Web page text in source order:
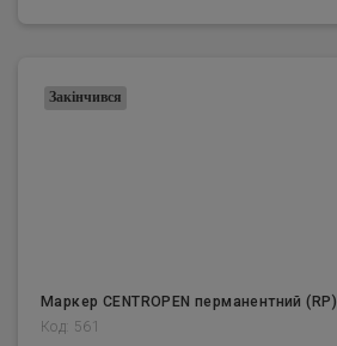
Маркер CENTROPEN перманентний (RP)
Код: 561
Закінчився